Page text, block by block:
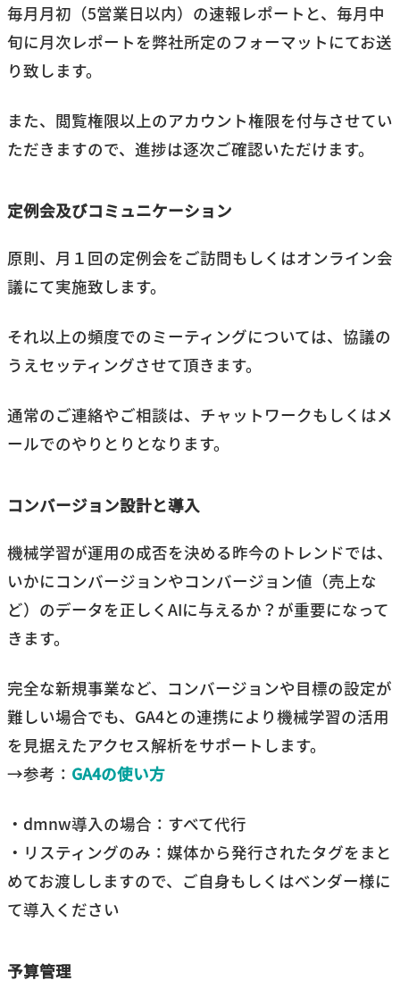
毎月月初（5営業日以内）の速報レポートと、毎月中
旬に月次レポートを弊社所定のフォーマットにてお送
り致します。
また、閲覧権限以上のアカウント権限を付与させてい
ただきますので、進捗は逐次ご確認いただけます。
定例会及びコミュニケーション
原則、月１回の定例会をご訪問もしくはオンライン会
議にて実施致します。
それ以上の頻度でのミーティングについては、協議の
うえセッティングさせて頂きます。
通常のご連絡やご相談は、チャットワークもしくはメ
ールでのやりとりとなります。
コンバージョン設計と導入
機械学習が運用の成否を決める昨今のトレンドでは、
いかにコンバージョンやコンバージョン値（売上な
ど）のデータを正しくAIに与えるか？が重要になって
きます。
完全な新規事業など、コンバージョンや目標の設定が
難しい場合でも、GA4との連携により機械学習の活用
を見据えたアクセス解析をサポートします。
→参考： GA4の使い方
・dmnw導入の場合：すべて代行
・リスティングのみ：媒体から発行されたタグをまと
めてお渡ししますので、ご自身もしくはベンダー様に
て導入ください
予算管理